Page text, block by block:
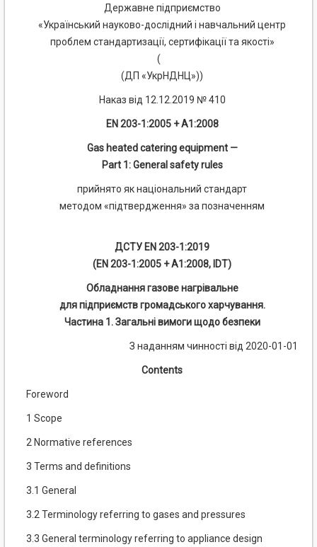
Державне підприємство
«Український науково-дослідний і навчальний центр
проблем стандартизації, сертифікації та якості»
(
(ДП «УкрНДНЦ»))
Наказ від 12.12.2019 № 410
EN 203-1:2005 + A1:2008
Gas heated catering equipment —
Part 1: General safety rules
прийнято як національний стандарт
методом «підтвердження» за позначенням
ДСТУ EN 203-1:2019
(EN 203-1:2005 + A1:2008, IDT)
Обладнання газове нагрівальне
для підприємств громадського харчування.
Частина 1. Загальні вимоги щодо безпеки
З наданням чинності від 2020-01-01
Contents
Foreword
1 Scope
2 Normative references
3 Terms and definitions
3.1 General
3.2 Terminology referring to gases and pressures
3.3 General terminology referring to appliance design